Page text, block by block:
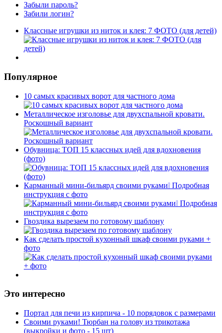
Забыли пароль?
Забили логин?
Классные игрушки из ниток и клея: 7 ФОТО (для детей)
Популярное
10 самых красивых ворот для частного дома
Металлическое изголовье для двухспальной кровати.
Роскошный вариант
Обувница: ТОП 15 классных идей для вдохновения
(фото)
Карманный мини-бильярд своими руками❕ Подробная
инструкция с фото
Гвоздика вырезаем по готовому шаблону
Как сделать простой кухонный шкаф своими руками +
фото
Это интересно
Портал для печи из кирпича - 10 порядовок с размерами
Своими руками! Тюрбан на голову из трикотажа
(выкройки и фото - 15 шт)